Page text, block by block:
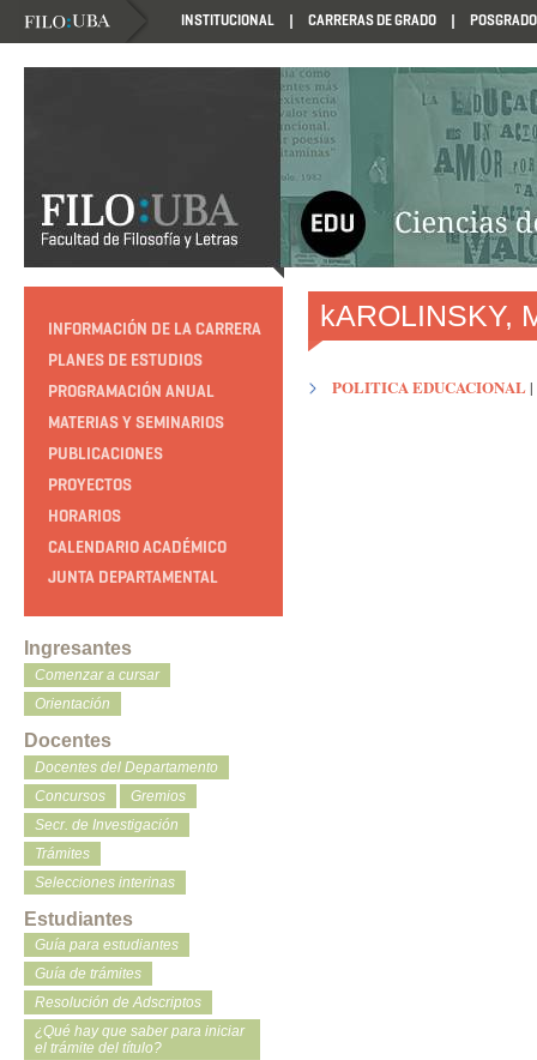
INSTITUCIONAL CARRERAS DE GRADO POSGRADO
HTTP://EDUCACION.FILO.UBA.AR/PROGRAMACION1985
INFORMACIÓN DE LA CARRERA
PLANES DE ESTUDIOS
PROGRAMACIÓN ANUAL
MATERIAS Y SEMINARIOS
PUBLICACIONES
PROYECTOS
HORARIOS
CALENDARIO ACADÉMICO
JUNTA DEPARTAMENTAL
Ingresantes
Comenzar a cursar
Orientación
Docentes
Docentes del Departamento
Concursos
Gremios
Secr. de Investigación
Trámites
Selecciones interinas
Estudiantes
Guía para estudiantes
Guía de trámites
Resolución de Adscriptos
¿Qué hay que saber para iniciar
el trámite del título?
kAROLINSKY,
POLITICA EDUCACIONAL|